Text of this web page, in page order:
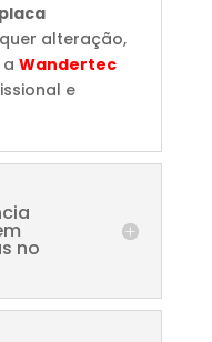
alteração,
Wandertec
e
no